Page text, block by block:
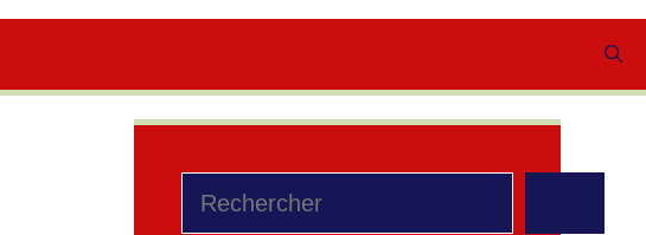
Rechercher